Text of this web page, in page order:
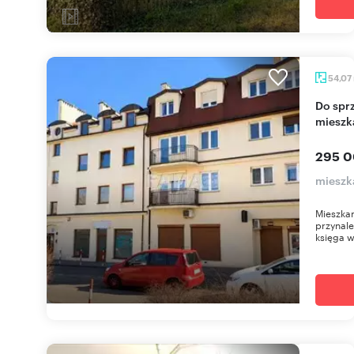
54,07
Do sprzedania przestronne 2-pokojowe
295
księga